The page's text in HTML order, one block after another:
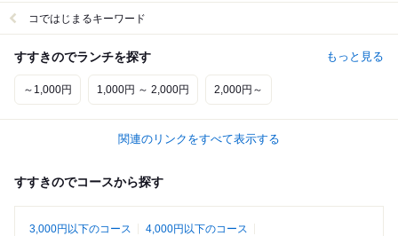
コではじまるキーワード
すすきのでランチを探す もっと見る
～1,000円 1,000円 ～ 2,000円 2,000円～
関連のリンクをすべて表示する
すすきのでコースから探す
3,000円以下のコース
4,000円以下のコース